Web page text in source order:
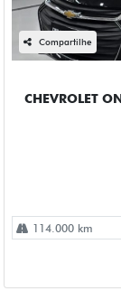
114.000 km
CHEVROLET